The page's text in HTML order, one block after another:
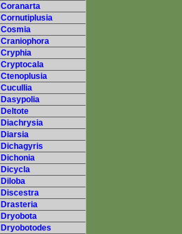
Coranarta
Cornutiplusia
Cosmia
Craniophora
Cryphia
Cryptocala
Ctenoplusia
Cucullia
Dasypolia
Deltote
Diachrysia
Diarsia
Dichagyris
Dichonia
Dicycla
Diloba
Discestra
Drasteria
Dryobota
Dryobotodes